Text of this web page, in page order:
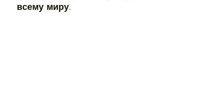
всему миру.